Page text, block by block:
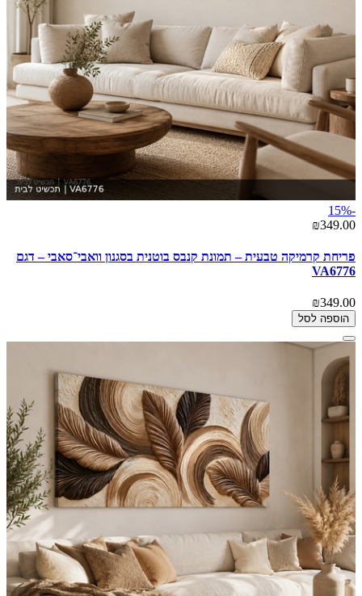
-15%
₪349.00
פריחת קרמיקה טבעית – תמונת קנבס בוטנית בסגנון וואבי־סאבי – דגם
VA6776
₪349.00
הוספה לסל